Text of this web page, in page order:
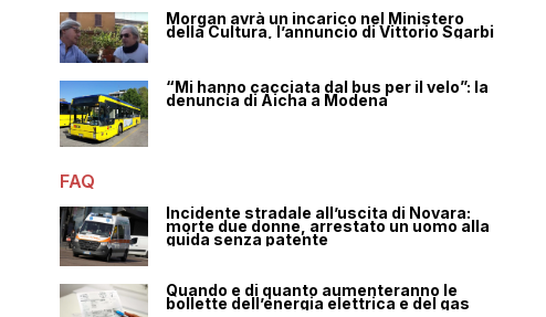
Morgan avrà un incarico nel Ministero
della Cultura, l’annuncio di Vittorio Sgarbi
“Mi hanno cacciata dal bus per il velo”: la
denuncia di Aicha a Modena
FAQ
Incidente stradale all’uscita di Novara:
morte due donne, arrestato un uomo alla
guida senza patente
Quando e di quanto aumenteranno le
bollette dell’energia elettrica e del gas